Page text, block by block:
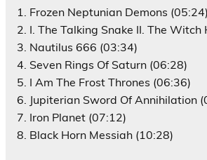
1. Frozen Neptunian Demons (05:24)
2. I. The Talking Snake II. The
3. Nautilus 666 (03:34)
4. Seven Rings Of Saturn (06:28)
5. I Am The Frost Thrones (06:36)
6. Jupiterian Sword Of Annihilation
7. Iron Planet (07:12)
8. Black Horn Messiah (10:28)